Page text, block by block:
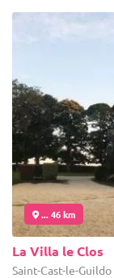
... 46 km
La Villa le Clos
Saint-Cast-le-